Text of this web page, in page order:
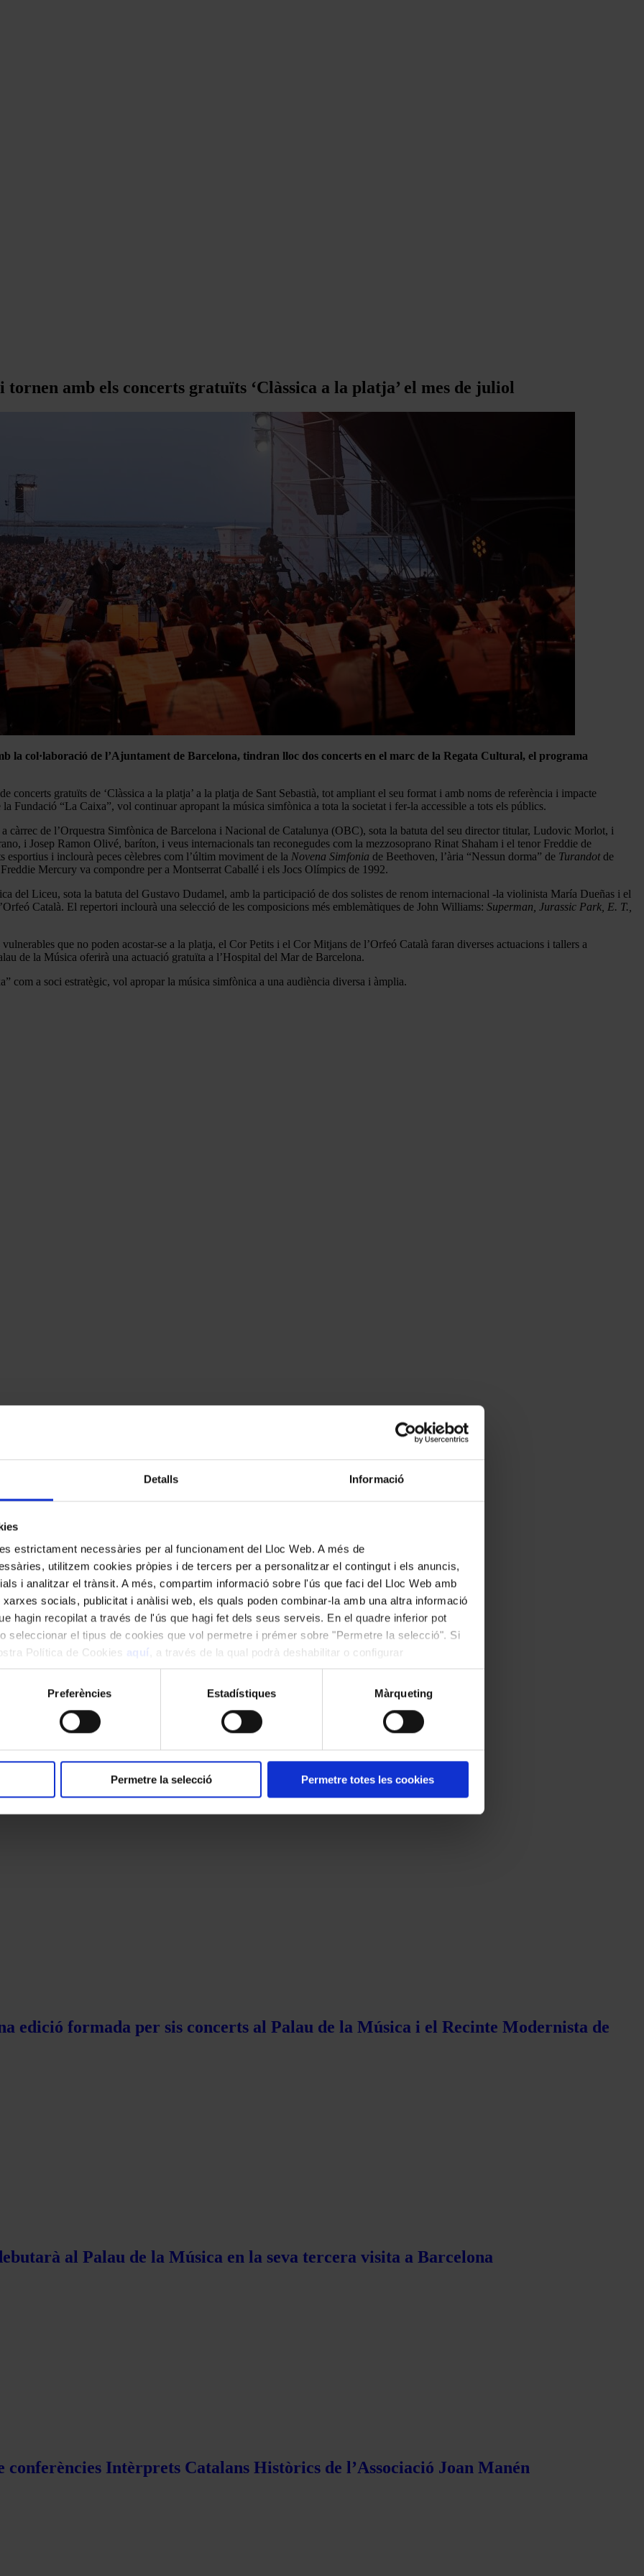
Detalls Informació
estrictament necessàries per al funcionament del Lloc Web. A més de
utilitzem cookies pròpies i de tercers per a personalitzar el contingut i els anuncis,
i analitzar el trànsit. A més, compartim informació sobre l'ús que faci del Lloc Web amb
socials, publicitat i anàlisi web, els quals poden combinar-la amb una altra informació
hagin recopilat a través de l'ús que hagi fet dels seus serveis. En el quadre inferior pot
seleccionar el tipus de cookies que vol permetre i prémer sobre "Permetre la selecció". Si
Política de Cookies aquí
, a través de la qual podrà deshabilitar o configurar
Preferències Estadístiques Màrqueting
Permetre la selecció Permetre totes les cookies
amb els concerts gratuïts ‘Clàssica a la platja’ el mes de juliol
la col·laboració de l’Ajuntament de Barcelona, tindran lloc dos concerts en el marc de la Regata Cultural, el programa
gratuïts de ‘Clàssica a la platja’ a la platja de Sant Sebastià, tot ampliant el seu format i amb noms de referència i impacte
Fundació “La Caixa”, vol continuar apropant la música simfònica a tota la societat i fer-la accessible a tots els públics.
càrrec de l’Orquestra Simfònica de Barcelona i Nacional de Catalunya (OBC), sota la batuta del seu director titular, Ludovic Morlot, i
i Josep Ramon Olivé, baríton, i veus internacionals tan reconegudes com la mezzosoprano Rinat Shaham i el tenor Freddie de
esportius i inclourà peces cèlebres com l’últim moviment de la Novena Simfonia de Beethoven, l’ària “Nessun dorma” de Turandotde
Mercury va compondre per a Montserrat Caballé i els Jocs Olímpics de 1992.
del Liceu, sota la batuta del Gustavo Dudamel, amb la participació de dos solistes de renom internacional -la violinista María Dueñas i el
Català. El repertori inclourà una selecció de les composicions més emblemàtiques de John Williams: Superman, Jurassic Park, E. T.,
que no poden acostar-se a la platja, el Cor Petits i el Cor Mitjans de l’Orfeó Català faran diverses actuacions i tallers a
de la Música oferirà una actuació gratuïta a l’Hospital del Mar de Barcelona.
com a soci estratègic, vol apropar la música simfònica a una audiència diversa i àmplia.
amb*
edició formada per sis concerts al Palau de la Música i el Recinte Modernista de
al Palau de la Música en la seva tercera visita a Barcelona
conferències Intèrprets Catalans Històrics de l’Associació Joan Manén